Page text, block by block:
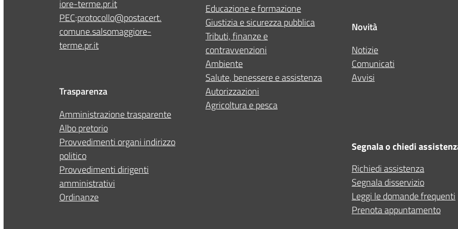
iore-terme.pr.it
PEC:protocollo@postacert.
comune.salsomaggiore-
terme.pr.it
Trasparenza
Amministrazione trasparente
Albo pretorio
Provvedimenti organi indirizzo
politico
Provvedimenti dirigenti
amministrativi
Ordinanze
Educazione e formazione
Giustizia e sicurezza pubblica
Tributi, finanze e
contravvenzioni
Ambiente
Salute, benessere e assistenza
Autorizzazioni
Agricoltura e pesca
Novità
Notizie
Comunicati
Avvisi
Segnala o chiedi
Richiedi assistenza
Segnala disservizio
Leggi le domande frequenti
Prenota appuntamento